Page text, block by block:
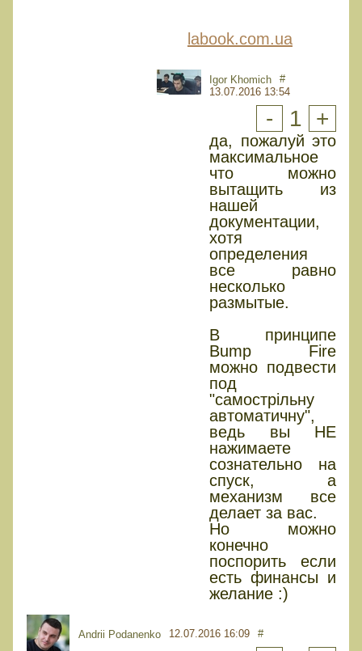
labook.com.ua
Igor Khomich
13.07.2016 13:54
#
- 1 +
да, пожалуй это
максимальное
что можно
вытащить из
нашей
документации,
хотя
определения
все равно
несколько
размытые.
В принципе
Bump Fire
можно подвести
под
"самострільну
автоматичну",
ведь вы НЕ
нажимаете
сознательно на
спуск, а
механизм все
делает за вас.
Но можно
конечно
поспорить если
есть финансы и
желание :)
Andrii Podanenko 12.07.2016 16:09 #